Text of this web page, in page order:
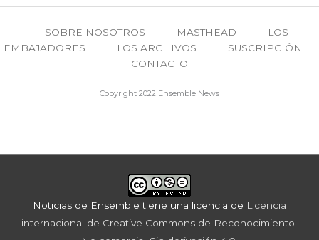
SOBRE NOSOTROS MASTHEAD
LOS
EMBAJADORES
LOS ARCHIVOS
SUSCRIPCIÓN
CONTACTO
Copyright 2022 Ensemble News
Noticias de Ensemble tiene una licencia de Licencia
internacional de Creative Commons de Reconocimiento-